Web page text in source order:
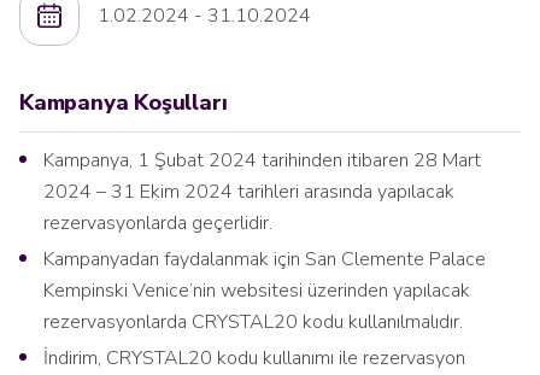
1.02.2024 - 31.10.2024
Kampanya Koşulları
Kampanya, 1 Şubat 2024 tarihinden itibaren 28 Mart
2024 – 31 Ekim 2024 tarihleri arasında yapılacak
rezervasyonlarda geçerlidir.
Kampanyadan faydalanmak için San Clemente Palace
Kempinski Venice’nin websitesi üzerinden yapılacak
rezervasyonlarda CRYSTAL20 kodu kullanılmalıdır.
İndirim, CRYSTAL20 kodu kullanımı ile rezervasyon